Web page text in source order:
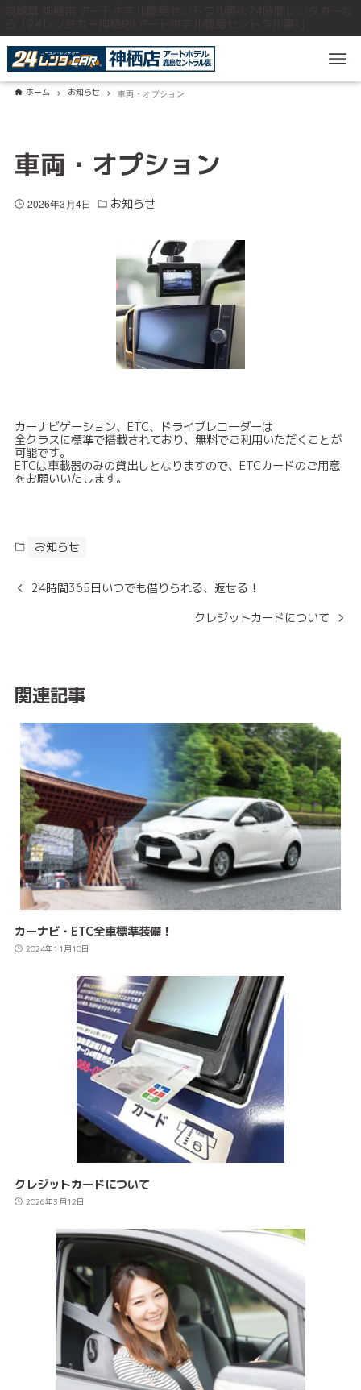
ホーム お知らせ 車両・オプション
車両・オプション
2026年3月4日 お知らせ
カーナビゲーション、ETC、ドライブレコーダーは
全クラスに標準で搭載されており、無料でご利用いただくことが
可能です。
ETCは車載器のみの貸出しとなりますので、ETCカードのご用意
をお願いいたします。
お知らせ
24時間365日いつでも借りられる、返せる！
クレジットカードについて
関連記事
カーナビ・ETC全車標準装備！
2024年11月10日
クレジットカードについて
2026年3月12日